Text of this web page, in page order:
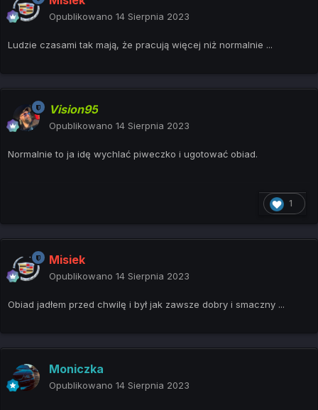
Opublikowano 14 Sierpnia 2023
Ludzie czasami tak mają, że pracują więcej niż normalnie ...
Vision95
Opublikowano 14 Sierpnia 2023
Normalnie to ja idę wychlać piweczko i ugotować obiad.
1
Misiek
Opublikowano 14 Sierpnia 2023
Obiad jadłem przed chwilę i był jak zawsze dobry i smaczny ...
Moniczka
Opublikowano 14 Sierpnia 2023